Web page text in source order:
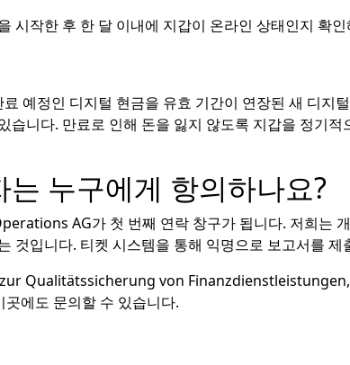
시작한 후 한 달 이내에 지갑이 온라인 상태인지 확
예정인 디지털 현금을 유효 기간이 연장된 새 디지
니다. 만료로 인해 돈을 잃지 않도록 지갑을 정기적
누구에게 항의하나요?
AG가 첫 번째 연락 창구가 됩니다. 저희는
것입니다. 티켓 시스템을 통해 익명으로 보고서를 제
Qualitätssicherung von
에도 문의할 수 있습니다.